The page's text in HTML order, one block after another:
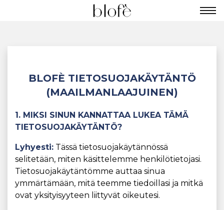
BLOFÈ TIETOSUOJAKÄYTÄNTÖ
(MAAILMANLAAJUINEN)
1. MIKSI SINUN KANNATTAA LUKEA TÄMÄ
TIETOSUOJAKÄYTÄNTÖ?
Lyhyesti: Tässä tietosuojakäytännössä
selitetään, miten käsittelemme henkilötietojasi.
Tietosuojakäytäntömme auttaa sinua
ymmärtämään, mitä teemme tiedoillasi ja mitkä
ovat yksityisyyteen liittyvät oikeutesi.